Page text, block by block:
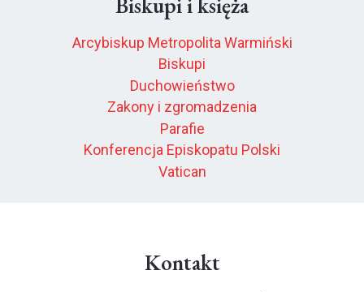
Arcybiskup Metropolita Warmiński
Biskupi
Duchowieństwo
Zakony i zgromadzenia
Parafie
Konferencja Episkopatu Polski
Vatican
Kontakt